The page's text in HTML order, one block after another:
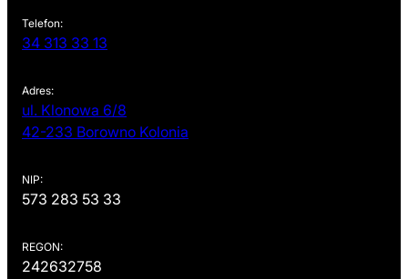
Telefon:
34 313 33 13
Adres:
ul. Klonowa 6/8
42-233 Borowno Kolonia
NIP:
573 283 53 33
REGON:
242632758